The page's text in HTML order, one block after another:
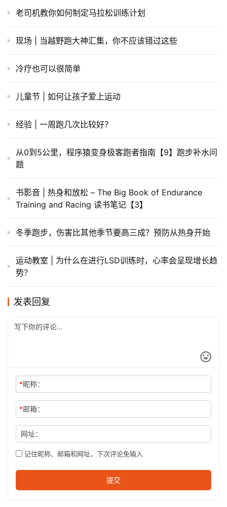
老司机教你如何制定马拉松训练计划
现场 | 当越野跑大神汇集，你不应该错过这些
冷疗也可以很简单
儿童节 | 如何让孩子爱上运动
经验 | 一周跑几次比较好？
从0到5公里，程序猿变身极客跑者指南【9】跑步补水问
题
书影音 | 热身和放松 – The Big Book of Endurance
Training and Racing 读书笔记【3】
冬季跑步，伤害比其他季节要高三成？预防从热身开始
运动教室 | 为什么在进行LSD训练时，心率会呈现增长趋
势？
发表回复
*昵称：
*邮箱：
网址：
记住昵称、邮箱和网址，下次评论免输入
提交